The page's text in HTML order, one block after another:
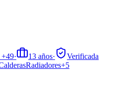
+49· 13 años·
Verificada
Radiadores+5